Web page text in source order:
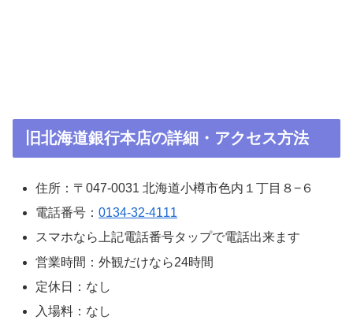
旧北海道銀行本店の詳細・アクセス方法
住所：〒047-0031 北海道小樽市色内１丁目８−６
電話番号：0134-32-4111
スマホなら上記電話番号タップで電話出来ます
営業時間：外観だけなら24時間
定休日：なし
入場料：なし